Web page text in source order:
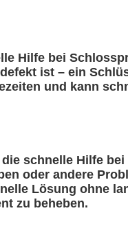
Hilfe bei
ist – ein
und kann
schnelle Hilfe
oder andere
Lösung ohne
zu beheben.